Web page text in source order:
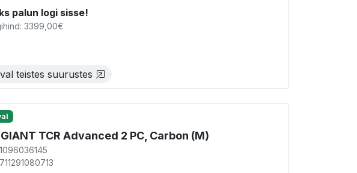
palun logi sisse!
3399,00€
teistes suurustes
TCR Advanced 2 PC, Carbon (M)
1096036145